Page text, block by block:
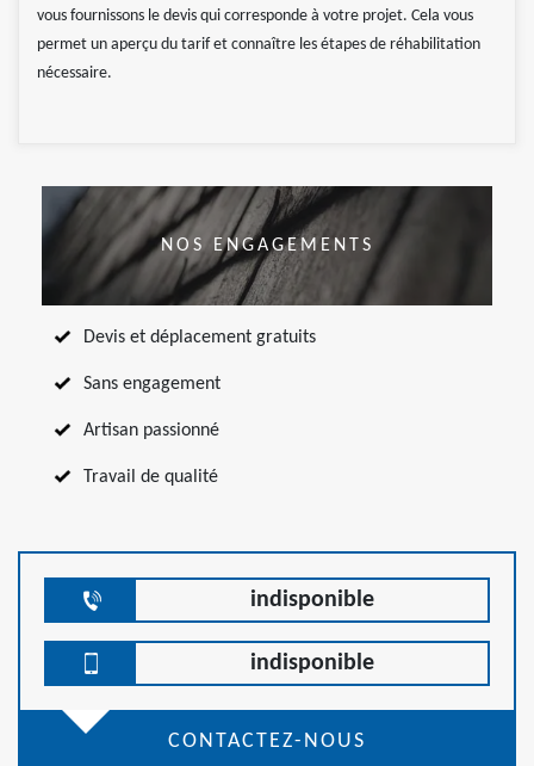
vous fournissons le devis qui corresponde à votre projet. Cela vous
permet un aperçu du tarif et connaître les étapes de réhabilitation
nécessaire.
NOS ENGAGEMENTS
Devis et déplacement gratuits
Sans engagement
Artisan passionné
Travail de qualité
indisponible
indisponible
CONTACTEZ-NOUS